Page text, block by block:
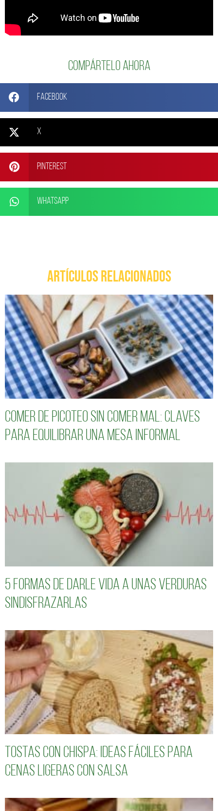
Compártelo ahora
Facebook
X
Pinterest
WhatsApp
ARTÍCULOS RELACIONADOS
Comer de picoteo sin comer mal: claves
para equilibrar una mesa informal
5 formas de darle vida a unas verduras
sindisfrazarlas
Tostas con chispa: ideas fáciles para
cenas ligeras con salsa